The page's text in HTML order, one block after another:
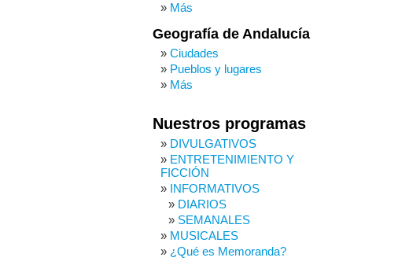
Más
Geografía de Andalucía
Ciudades
Pueblos y lugares
Más
Nuestros programas
DIVULGATIVOS
ENTRETENIMIENTO Y
FICCIÓN
INFORMATIVOS
DIARIOS
SEMANALES
MUSICALES
¿Qué es Memoranda?